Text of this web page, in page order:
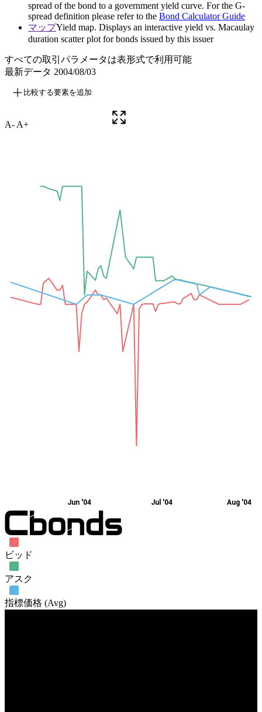
spread of the bond to a government yield curve. For the G-
spread definition please refer to the Bond Calculator Guide
マップYield map. Displays an interactive yield vs. Macaulay
duration scatter plot for bonds issued by this issuer
すべての取引パラメータは表形式で利用可能
最新データ 2004/08/03
比較する要素を追加
ビッド
アスク
指標価格 (Avg)